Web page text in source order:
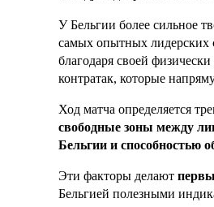
У Бельгии более сильное
самых опытных лидерских
благодаря своей
контратак, которые
Ход матча определяется
свободные зоны между
Бельгии и способностью
Эти факторы делают
Бельгией полезными